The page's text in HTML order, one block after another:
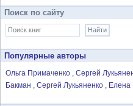
Поиск по сайту
Популярные авторы
Ольга Примаченко Сергей
Бакман
Сергей Лукьяненко Елена